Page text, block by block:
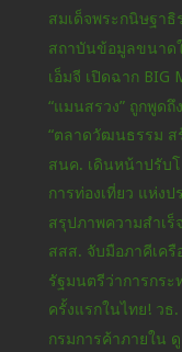
สมเด็จพระกนิษฐาธิ
สถาบันข้อมูลขนาด
เอ็มจี เปิดฉาก BIG
“แมนสรวง” ถูกพูด
“ตลาดวัฒนธรรม ส
สนค. เดินหน้าปรับโ
การท่องเที่ยว แห่งป
สรุปภาพความสำเร็
สสส. จับมือภาคีเครื
รัฐมนตรีว่าการกระ
ครั้งแรกในไทย! วธ.
กรมการค้าภายใน